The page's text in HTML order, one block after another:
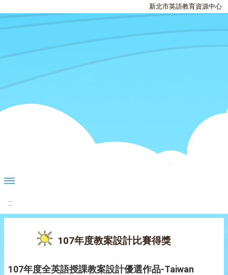
新北市英語教育資源中心
:::
107年度教案設計比賽得獎
107年度全英語授課教案設計優選作品-Taiwan